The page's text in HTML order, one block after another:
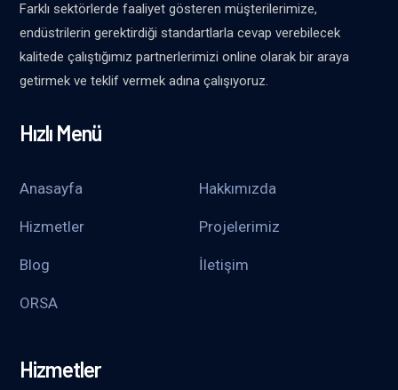
Farklı sektörlerde faaliyet gösteren müşterilerimize,
endüstrilerin gerektirdiği standartlarla cevap verebilecek
kalitede çalıştığımız partnerlerimizi online olarak bir araya
getirmek ve teklif vermek adına çalışıyoruz.
Hızlı Menü
Anasayfa Hakkımızda
Hizmetler Projelerimiz
Blog İletişim
ORSA
Hizmetler